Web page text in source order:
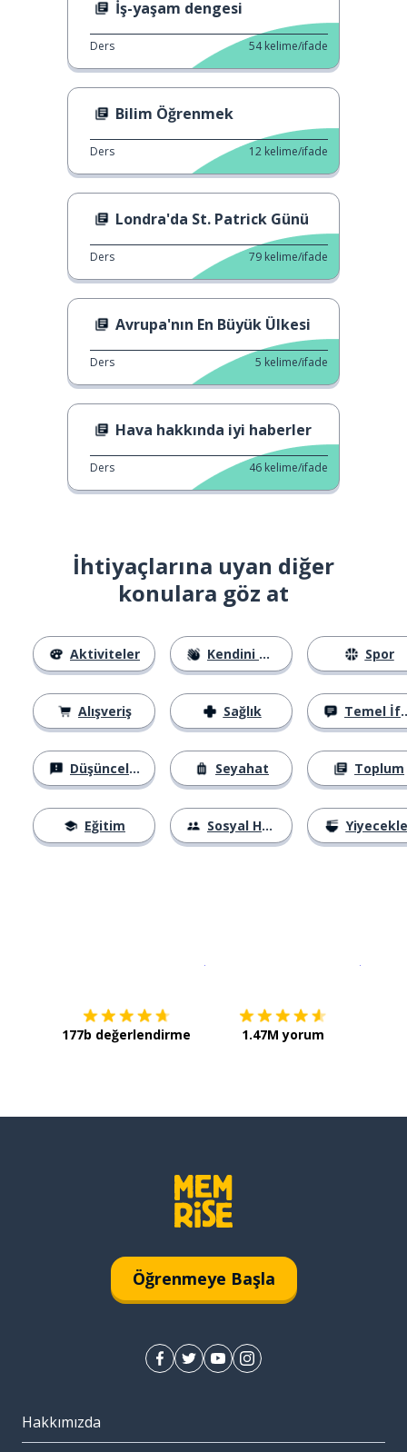
İş-yaşam dengesi
Ders 54 kelime/ifade
Bilim Öğrenmek
Ders 12 kelime/ifade
Londra'da St. Patrick Günü
Ders 79 kelime/ifade
Avrupa'nın En Büyük Ülkesi
Ders 5 kelime/ifade
Hava hakkında iyi haberler
Ders 46 kelime/ifade
İhtiyaçlarına uyan diğer
konulara göz at
Aktiviteler
Alışveriş
Düşünceler
Eğitim
Kendini Tanıtma
Sağlık
Seyahat
Sosyal Hayat
Spor
Temel İfadeler
Toplum
177b değerlendirme 1.47M yorum
Öğrenmeye Başla
Hakkımızda